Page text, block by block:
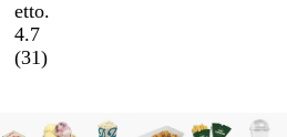
etto.
4.7
(31)
Nuove opzioni